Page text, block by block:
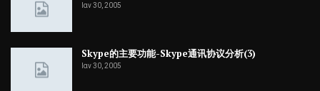
Ιαν 30, 2005
Skype的主要功能-Skype通讯协议分析(3)
Ιαν 30, 2005